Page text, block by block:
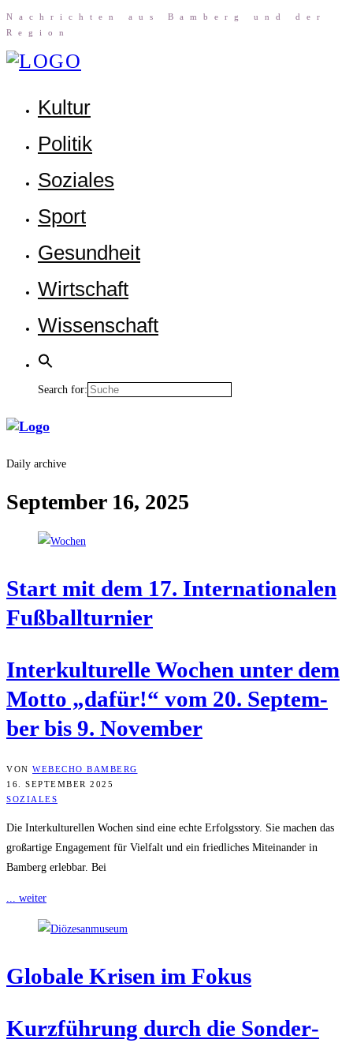
Nach­rich­ten aus Bam­berg und der
Region
Kul­tur
Poli­tik
Sozia­les
Sport
Gesund­heit
Wirt­schaft
Wis­sen­schaft
Search for:
Daily archive
September 16, 2025
Start mit dem 17. Inter­na­tio­na­len
Fußballturnier
Inter­kul­tu­rel­le Wochen unter dem
Mot­to „dafür!“ vom 20. Sep­tem­
ber bis 9. November
VON WEBECHO BAMBERG
16. SEPTEMBER 2025
SOZIALES
Die Interkulturellen Wochen sind eine echte Erfolgsstory. Sie machen das
großartige Engagement für Vielfalt und ein friedliches Miteinander in
Bamberg erlebbar. Bei
... weiter
Glo­ba­le Kri­sen im Fokus
Kurz­füh­rung durch die Son­der­